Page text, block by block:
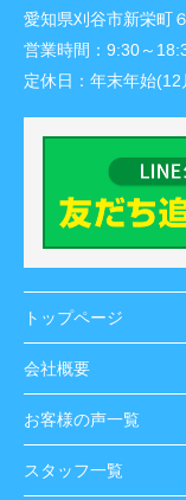
愛知県刈谷市新栄町
営業時間： 9:30～
定休日： 年末年始(12
トップページ
会社概要
お客様の声一覧
スタッフ一覧